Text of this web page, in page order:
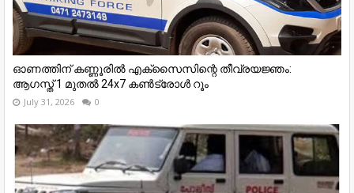
ഓണത്തിന് കണ്ണൂരില്‍ എക്സൈസിന്റെ തീവ്രയജ്ഞം:
ആഗസ്ത് 1 മുതല്‍ 24x7 കണ്‍ട്രോള്‍ റൂം
July 31, 2026 0